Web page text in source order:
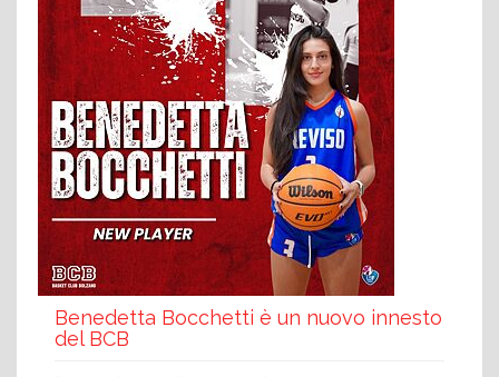
Benedetta Bocchetti è un nuovo innesto
del BCB